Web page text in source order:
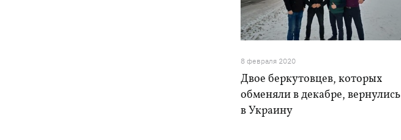
8 февраля 2020
Двое беркутовцев, которых
обменяли в декабре, вернулись
в Украину